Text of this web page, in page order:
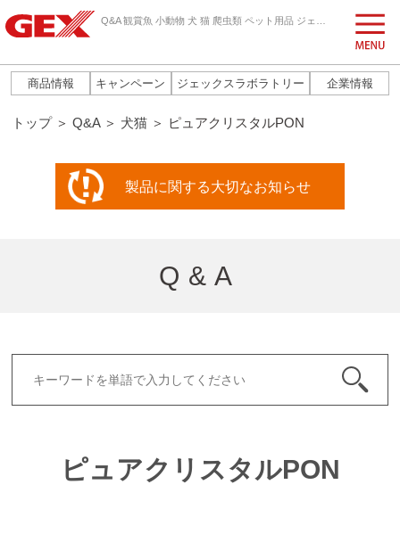
商品情報 キャンペーン ジェックスラボラトリー 企業情報
トップ＞ Q&A＞ 犬猫＞ ピュアクリスタルPON
製品に関する大切なお知らせ
Q&A
ピュアクリスタルPON